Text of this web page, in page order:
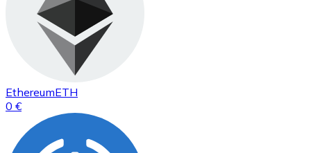
EthereumETH
0 €